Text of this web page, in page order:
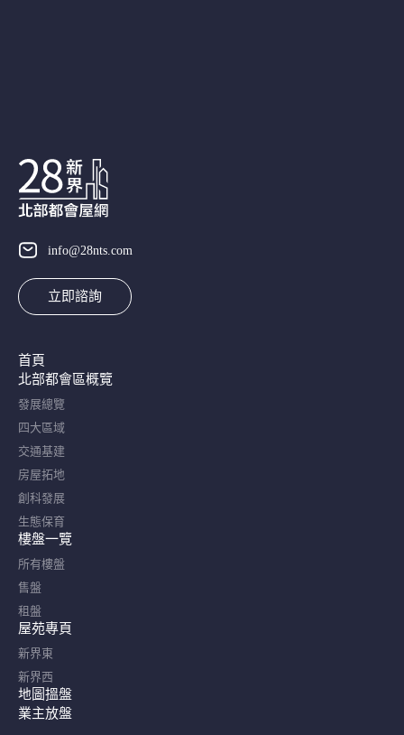
info@28nts.com
立即諮詢
首頁
北部都會區概覽​
發展總覽
四大區域
交通基建
房屋拓地
創科發展
生態保育
樓盤一覽
所有樓盤
售盤
租盤
屋苑專頁
新界東
新界西
地圖搵盤
業主放盤